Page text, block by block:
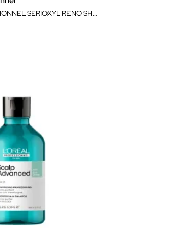
L'ORÉAL PROFESSIONNEL SERIOXYL RENO SHAMPOO NATURAL 250ML